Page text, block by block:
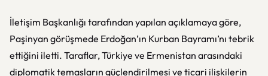
İletişim Başkanlığı tarafından yapılan açıklamaya göre,
Paşinyan görüşmede Erdoğan’ın Kurban Bayramı’nı tebrik
ettiğini iletti. Taraflar, Türkiye ve Ermenistan arasındaki
diplomatik temasların güçlendirilmesi ve ticari ilişkilerin